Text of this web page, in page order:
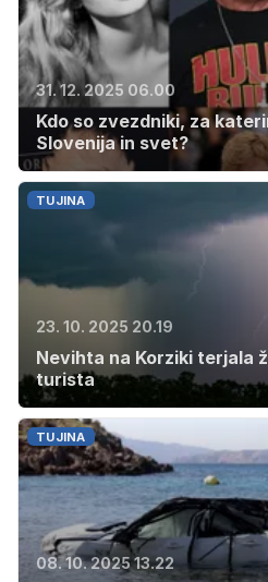
31. 12. 2025 06.00
Kdo so zvezdniki, za
Slovenija in svet?
TUJINA
23. 10. 2025 20.19
Nevihta na Korziki terjala
turista
TUJINA
08. 10. 2025 13.22